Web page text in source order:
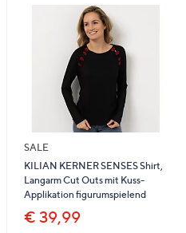
SALE
KILIAN KERNER SENSES Shirt,
Langarm Cut Outs mit Kuss-
Applikation figurumspielend
€ 39,99